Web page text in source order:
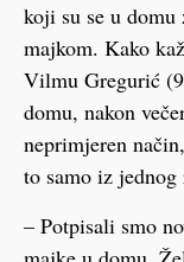
koji su se u
majkom. Kako
Vilmu Gregurić
domu, nakon
neprimjeren
to samo iz jednog
– Potpisali smo